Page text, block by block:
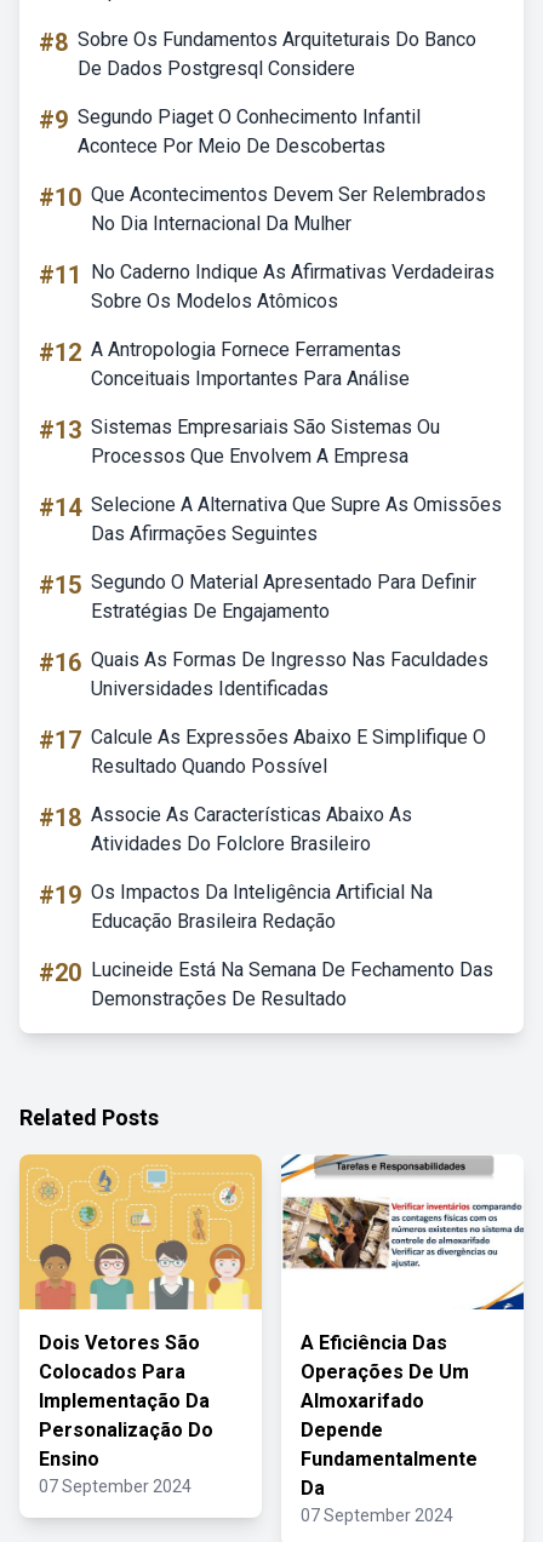
#8 Sobre Os Fundamentos Arquiteturais Do Banco
De Dados Postgresql Considere
#9 Segundo Piaget O Conhecimento Infantil
Acontece Por Meio De Descobertas
#10 Que Acontecimentos Devem Ser Relembrados
No Dia Internacional Da Mulher
#11
No Caderno Indique As Afirmativas Verdadeiras
Sobre Os Modelos Atômicos
#12 A Antropologia Fornece Ferramentas
Conceituais Importantes Para Análise
#13 Sistemas Empresariais São Sistemas Ou
Processos Que Envolvem A Empresa
#14 Selecione A Alternativa Que Supre As Omissões
Das Afirmações Seguintes
#15 Segundo O Material Apresentado Para Definir
Estratégias De Engajamento
#16 Quais As Formas De Ingresso Nas Faculdades
Universidades Identificadas
#17 Calcule As Expressões Abaixo E Simplifique O
Resultado Quando Possível
#18 Associe As Características Abaixo As
Atividades Do Folclore Brasileiro
#19 Os Impactos Da Inteligência Artificial Na
Educação Brasileira Redação
#20 Lucineide Está Na Semana De Fechamento Das
Demonstrações De Resultado
Related Posts
Dois Vetores São
Colocados Para
Implementação Da
Personalização Do
Ensino
07 September 2024
A Eficiência Das
Operações De Um
Almoxarifado
Depende
Fundamentalmente
Da
07 September 2024